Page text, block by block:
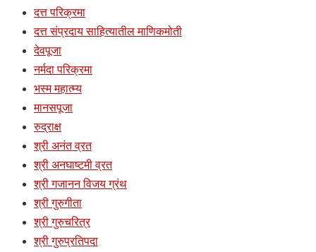
दत्त परिक्रमा
दत्त संप्रदाय साहित्यातील माणिकमोती
देवपूजा
नर्मदा परिक्रमा
भस्म महात्म्य
मानसपूजा
रुद्राक्ष
श्री अनंत व्रत
श्री अनघाष्टमी व्रत
श्री गजानन विजय ग्रंथ
श्री गुरुगीता
श्री गुरुचरित्र
श्री गुरुप्रतिपदा